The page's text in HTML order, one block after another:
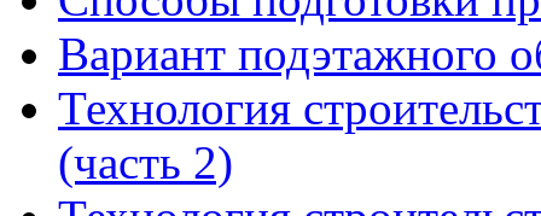
Вариант подэтажного
Технология
(часть 2)